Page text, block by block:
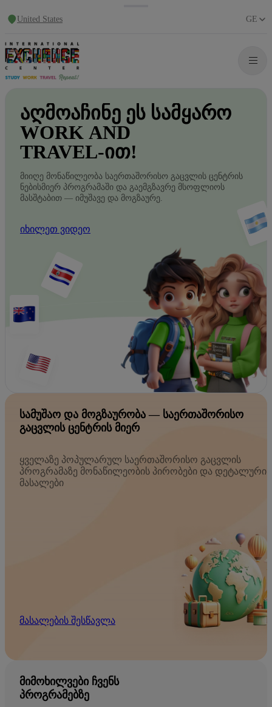
United States GE
ᲐᲦᲛᲝᲐᲩᲘᲜᲔ ᲔᲡ ᲡᲐᲛᲧᲐᲠᲝ
WORK AND
TRAVEL-ᲘᲗ!
მიიღე მონაწილეობა საერთაშორისო გაცვლის ცენტრის
ნებისმიერ პროგრამაში და გაემგზავრე მსოფლიოს
მასშტაბით — იმუშავე და მოგზაურე.
იხილეთ ვიდეო
ᲡᲐᲛᲣᲨᲐᲝ ᲓᲐ ᲛᲝᲒᲖᲐᲣᲠᲝᲑᲐ — ᲡᲐᲔᲠᲗᲐᲨᲝᲠᲘᲡᲝ
ᲒᲐᲪᲕᲚᲘᲡ ᲪᲔᲜᲢᲠᲘᲡ ᲛᲘᲔᲠ
ყველაზე პოპულარულ საერთაშორისო გაცვლის
პროგრამაზე მონაწილეობის პირობები და დეტალური
მასალები
მასალების შესწავლა
ᲛᲘᲛᲝᲮᲘᲚᲕᲔᲑᲘ ᲩᲕᲔᲜᲡ
ᲞᲠᲝᲒᲠᲐᲛᲔᲑᲖᲔ